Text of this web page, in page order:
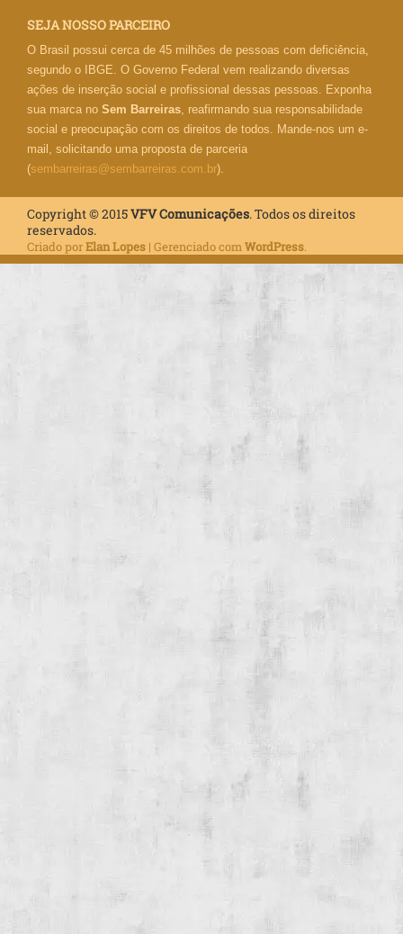
SEJA NOSSO PARCEIRO
O Brasil possui cerca de 45 milhões de pessoas com deficiência,
segundo o IBGE. O Governo Federal vem realizando diversas
ações de inserção social e profissional dessas pessoas. Exponha
sua marca no Sem Barreiras, reafirmando sua responsabilidade
social e preocupação com os direitos de todos. Mande-nos um e-
mail, solicitando uma proposta de parceria
(sembarreiras@sembarreiras.com.br).
Copyright © 2015VFV Comunicações. Todos os direitos
reservados.
Criado porElan Lopes | Gerenciado comWordPress.